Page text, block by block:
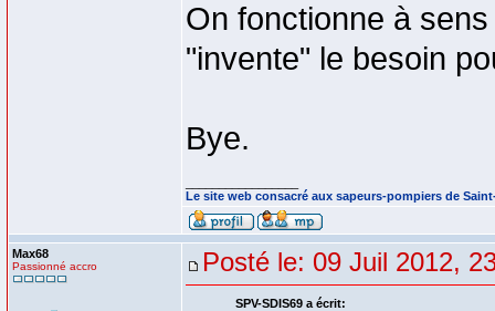
On fonctionne à
"invente" le besoin
Bye.
Le site web consacré aux sapeurs-pompiers de
Max68
Passionné accro Posté le: 09 Juil 2012,
SPV-SDIS69 a écrit: